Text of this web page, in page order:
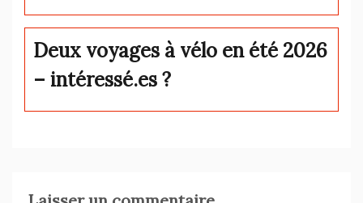
Deux voyages à vélo en été 2026
– intéressé.es ?